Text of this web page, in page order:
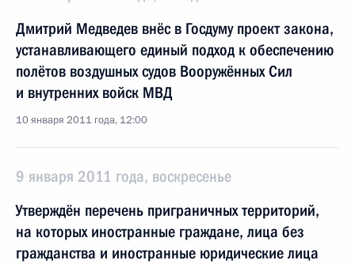
Дмитрий Медведев внёс в Госдуму проект закона,
устанавливающего единый подход к обеспечению
полётов воздушных судов Вооружённых Сил
и внутренних войск МВД
10 января 2011 года, 12:00
9 января 2011 года, воскресенье
Утверждён перечень приграничных территорий,
на которых иностранные граждане, лица без
гражданства и иностранные юридические лица